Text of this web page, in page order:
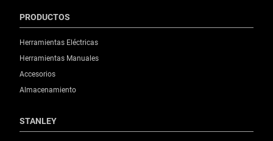
PRODUCTOS
Herramientas Eléctricas
Herramientas Manuales
Accesorios
Almacenamiento
STANLEY